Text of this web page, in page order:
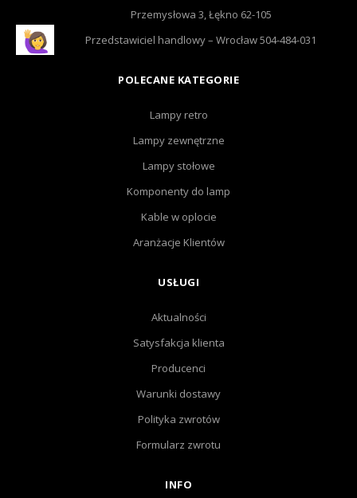
Przemysłowa 3, Łękno 62-105
Przedstawiciel handlowy – Wrocław 504-484-031
POLECANE KATEGORIE
Lampy retro
Lampy zewnętrzne
Lampy stołowe
Komponenty do lamp
Kable w oplocie
Aranżacje Klientów
USŁUGI
Aktualności
Satysfakcja klienta
Producenci
Warunki dostawy
Polityka zwrotów
Formularz zwrotu
INFO